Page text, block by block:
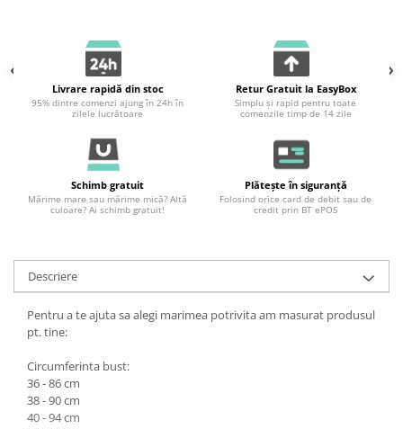
Livrare rapidă din stoc
95% dintre comenzi ajung în 24h în
zilele lucrătoare
Retur Gratuit la EasyBox
Simplu și rapid pentru toate
comenzile timp de 14 zile
Schimb gratuit
Mărime mare sau mărime mică? Altă
culoare? Ai schimb gratuit!
Plătește în siguranță
Folosind orice card de debit sau de
credit prin BT ePOS
Descriere
Pentru a te ajuta sa alegi marimea potrivita am masurat produsul
pt. tine:
Circumferinta bust:
36 - 86 cm
38 - 90 cm
40 - 94 cm